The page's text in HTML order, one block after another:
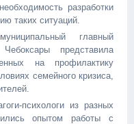
разработки
таких ситуаций.
главный
представила
на профилактику
семейного кризиса,
психологи из разных
опытом работы с